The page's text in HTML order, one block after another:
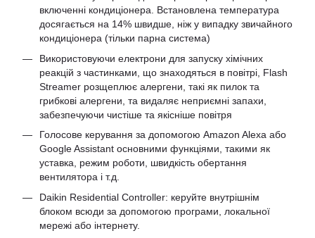
включенні кондиціонера. Встановлена ​​температура
досягається на 14% швидше, ніж у випадку звичайного
кондиціонера (тільки парна система)
Використовуючи електрони для запуску хімічних
реакцій з частинками, що знаходяться в повітрі, Flash
Streamer розщеплює алергени, такі як пилок та
грибкові алергени, та видаляє неприємні запахи,
забезпечуючи чистіше та якісніше повітря
Голосове керування за допомогою Amazon Alexa або
Google Assistant основними функціями, такими як
уставка, режим роботи, швидкість обертання
вентилятора і т.д.
Daikin Residential Controller: керуйте внутрішнім
блоком всюди за допомогою програми, локальної
мережі або інтернету.